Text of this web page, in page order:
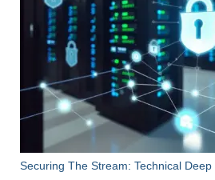
Securing The Stream: Technical